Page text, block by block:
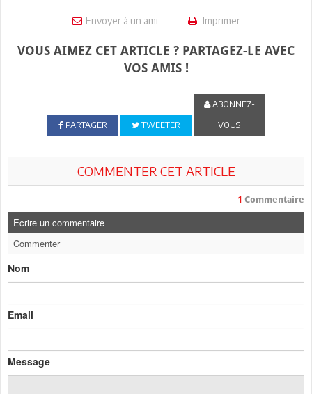
Envoyer à un ami Imprimer
VOUS AIMEZ CET ARTICLE ? PARTAGEZ-LE AVEC
VOS AMIS !
PARTAGER TWEETER
ABONNEZ-
VOUS
COMMENTER CET ARTICLE
1 Commentaire
Ecrire un commentaire
Commenter
Nom
Email
Message